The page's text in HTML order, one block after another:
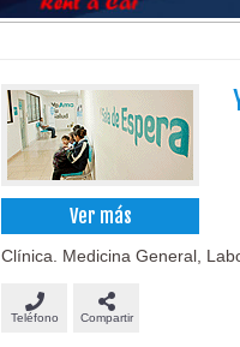
Ver más
Clínica. Medicina General,
Teléfono Compartir